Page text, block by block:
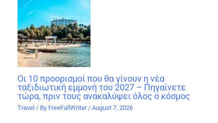
Οι 10 προορισμοί που θα γίνουν η νέα
ταξιδιωτική εμμονή του 2027 – Πηγαίνετε
τώρα, πριν τους ανακαλύψει όλος ο κόσμος
Travel / By FreeFallWriter /August 7, 2026